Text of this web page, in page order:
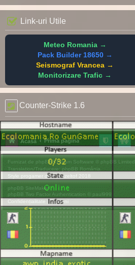
Link-uri Utile
Meteo Romania →
Pack Builder 18650 →
Seismograf Vrancea →
Monitorizare Trafic →
Counter-Strike 1.6
Acasă Prima pagină
Furnizat de phpBB® Forum Software © phpBB Limited
Translation/Traducere: phpBB România
Style progamer de ©Mazeltof 2018
phpBB SiteMaker
phpBB Two Factor Authentication © paul999
Confidențialitate |Termeni